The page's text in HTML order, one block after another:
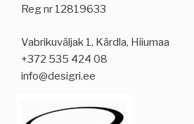
Reg nr 12819633
Vabrikuväljak 1, Kärdla, Hiiumaa
+372 535 424 08
info@desigri.ee